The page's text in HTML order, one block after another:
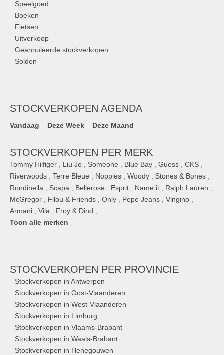
Speelgoed
Boeken
Fietsen
Uitverkoop
Geannuleerde stockverkopen
Solden
STOCKVERKOPEN AGENDA
Vandaag Deze Week Deze Maand
STOCKVERKOPEN PER MERK
Tommy Hilfiger Liu Jo Someone Blue Bay Guess CKS
Riverwoods
Terre Bleue Noppies Woody Stones & Bones
Rondinella
Scapa Bellerose Esprit Name it Ralph Lauren
McGregor
Filou & Friends Only Pepe Jeans Vingino
Armani
Vila Froy & Dind
Toon alle merken
STOCKVERKOPEN PER PROVINCIE
Stockverkopen in Antwerpen
Stockverkopen in Oost-Vlaanderen
Stockverkopen in West-Vlaanderen
Stockverkopen in Limburg
Stockverkopen in Vlaams-Brabant
Stockverkopen in Waals-Brabant
Stockverkopen in Henegouwen